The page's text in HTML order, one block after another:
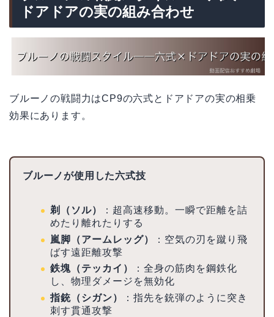
ドアドアの実の組み合わせ
ブルーノの戦闘力はCP9の六式とドアドアの実の相乗
効果にあります。
ブルーノが使用した六式技
剃（ソル）
：超高速移動。一瞬で距離を詰
めたり離れたりする
嵐脚（アームレッグ）
：空気の刃を蹴り飛
ばす遠距離攻撃
鉄塊（テッカイ）
：全身の筋肉を鋼鉄化
し、物理ダメージを無効化
指銃（シガン）
：指先を銃弾のように突き
刺す貫通攻撃